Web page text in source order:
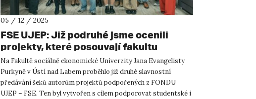
05 / 12 / 2025
FSE UJEP: Již podruhé jsme ocenili
projekty, které posouvají fakultu
kupředu
Na Fakultě sociálně ekonomické Univerzity Jana Evangelisty
Purkyně v Ústí nad Labem proběhlo již druhé slavnostní
předávání šeků autorům projektů podpořených z FONDU
UJEP – FSE. Ten byl vytvořen s cílem podporovat studentské i